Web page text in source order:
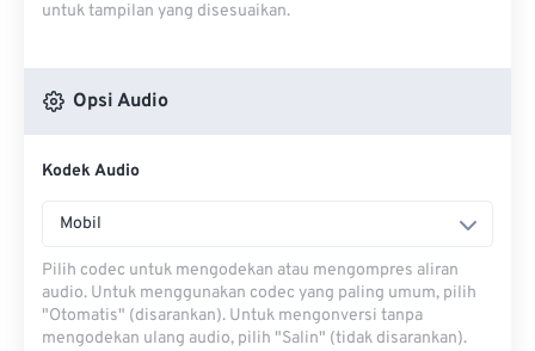
untuk tampilan yang disesuaikan.
Opsi Audio
Kodek Audio
Mobil
Pilih codec untuk mengodekan atau mengompres aliran
audio. Untuk menggunakan codec yang paling umum, pilih
"Otomatis" (disarankan). Untuk mengonversi tanpa
mengodekan ulang audio, pilih "Salin" (tidak disarankan).